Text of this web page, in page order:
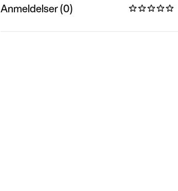
Anmeldelser (0)